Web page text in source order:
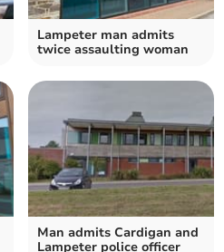
Lampeter man admits
twice assaulting woman
Man admits Cardigan and
Lampeter police officer